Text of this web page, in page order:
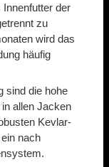
der
zu
wird das
häufig
sind die hohe
allen Jacken
Kevlar-
nach